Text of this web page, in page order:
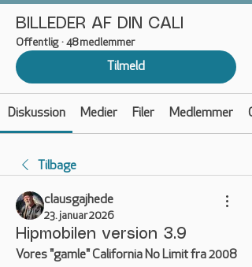
BILLEDER AF DIN CALI
Offentlig · 48 medlemmer
Tilmeld
Diskussion Medier Filer Medlemmer
Tilbage
clausgajhede
23. januar 2026
Hipmobilen version 3.9
Vores "gamle" California No Limit fra 2008